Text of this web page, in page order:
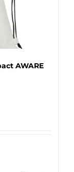
AWARE